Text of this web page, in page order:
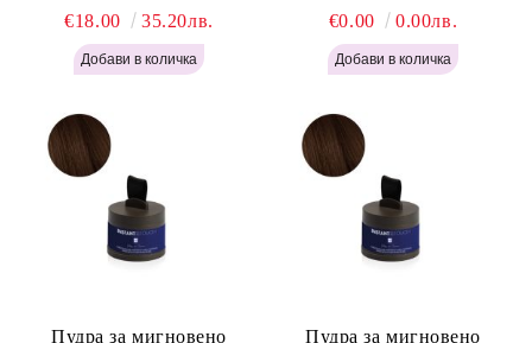
корени Русо - Labor Pro
Instant Retouch Powder -
Blonde H645
€18.00 35.20лв.
корени Светло Кафяво -
Labor Pro Instant Retouch
Powder - Light Brown H644
€0.00 0.00лв.
Пудра за мигновено
Пудра за мигновено